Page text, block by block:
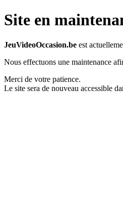
Site en
JeuVideoOccasion.be est
Nous effectuons une maintenance
Merci de votre patience.
Le site sera de nouveau accessible